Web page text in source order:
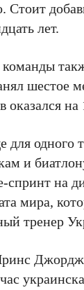
Стоит
лет.
шестое
оказался
одного
и
на
мира,
тренер